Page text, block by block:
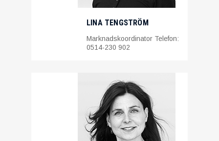
LINA TENGSTRÖM
Marknadskoordinator Telefon:
0514-230 902